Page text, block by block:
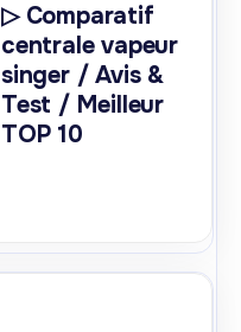
▷ Comparatif
centrale vapeur
singer / Avis &
Test / Meilleur
TOP 10